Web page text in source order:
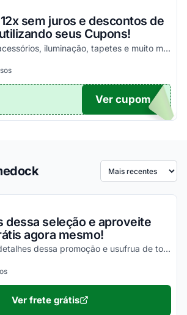
sem juros e descontos de
seus Cupons!
Compre Móveis, acessórios, iluminação, tapetes e muito mais utilizando seus códigos e economizando!
funcionou
TICO
Ver cupom
Ordenar por
dessa seleção e aproveite
agora mesmo!
Confira todos os detalhes dessa promoção e usufrua de todos os seus descontos!
funcionou
Ver frete grátis